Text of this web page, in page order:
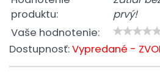
produktu:
prvý!
Vaše hodnotenie:
Dostupnosť:Vypredané -